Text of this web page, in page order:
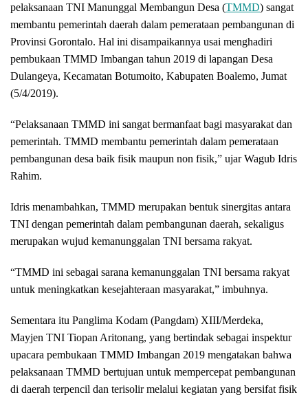
pelaksanaan TNI Manunggal Membangun Desa (TMMD) sangat
membantu pemerintah daerah dalam pemerataan pembangunan di
Provinsi Gorontalo. Hal ini disampaikannya usai menghadiri
pembukaan TMMD Imbangan tahun 2019 di lapangan Desa
Dulangeya, Kecamatan Botumoito, Kabupaten Boalemo, Jumat
(5/4/2019).
“Pelaksanaan TMMD ini sangat bermanfaat bagi masyarakat dan
pemerintah. TMMD membantu pemerintah dalam pemerataan
pembangunan desa baik fisik maupun non fisik,” ujar Wagub Idris
Rahim.
Idris menambahkan, TMMD merupakan bentuk sinergitas antara
TNI dengan pemerintah dalam pembangunan daerah, sekaligus
merupakan wujud kemanunggalan TNI bersama rakyat.
“TMMD ini sebagai sarana kemanunggalan TNI bersama rakyat
untuk meningkatkan kesejahteraan masyarakat,” imbuhnya.
Sementara itu Panglima Kodam (Pangdam) XIII/Merdeka,
Mayjen TNI Tiopan Aritonang, yang bertindak sebagai inspektur
upacara pembukaan TMMD Imbangan 2019 mengatakan bahwa
pelaksanaan TMMD bertujuan untuk mempercepat pembangunan
di daerah terpencil dan terisolir melalui kegiatan yang bersifat fisik